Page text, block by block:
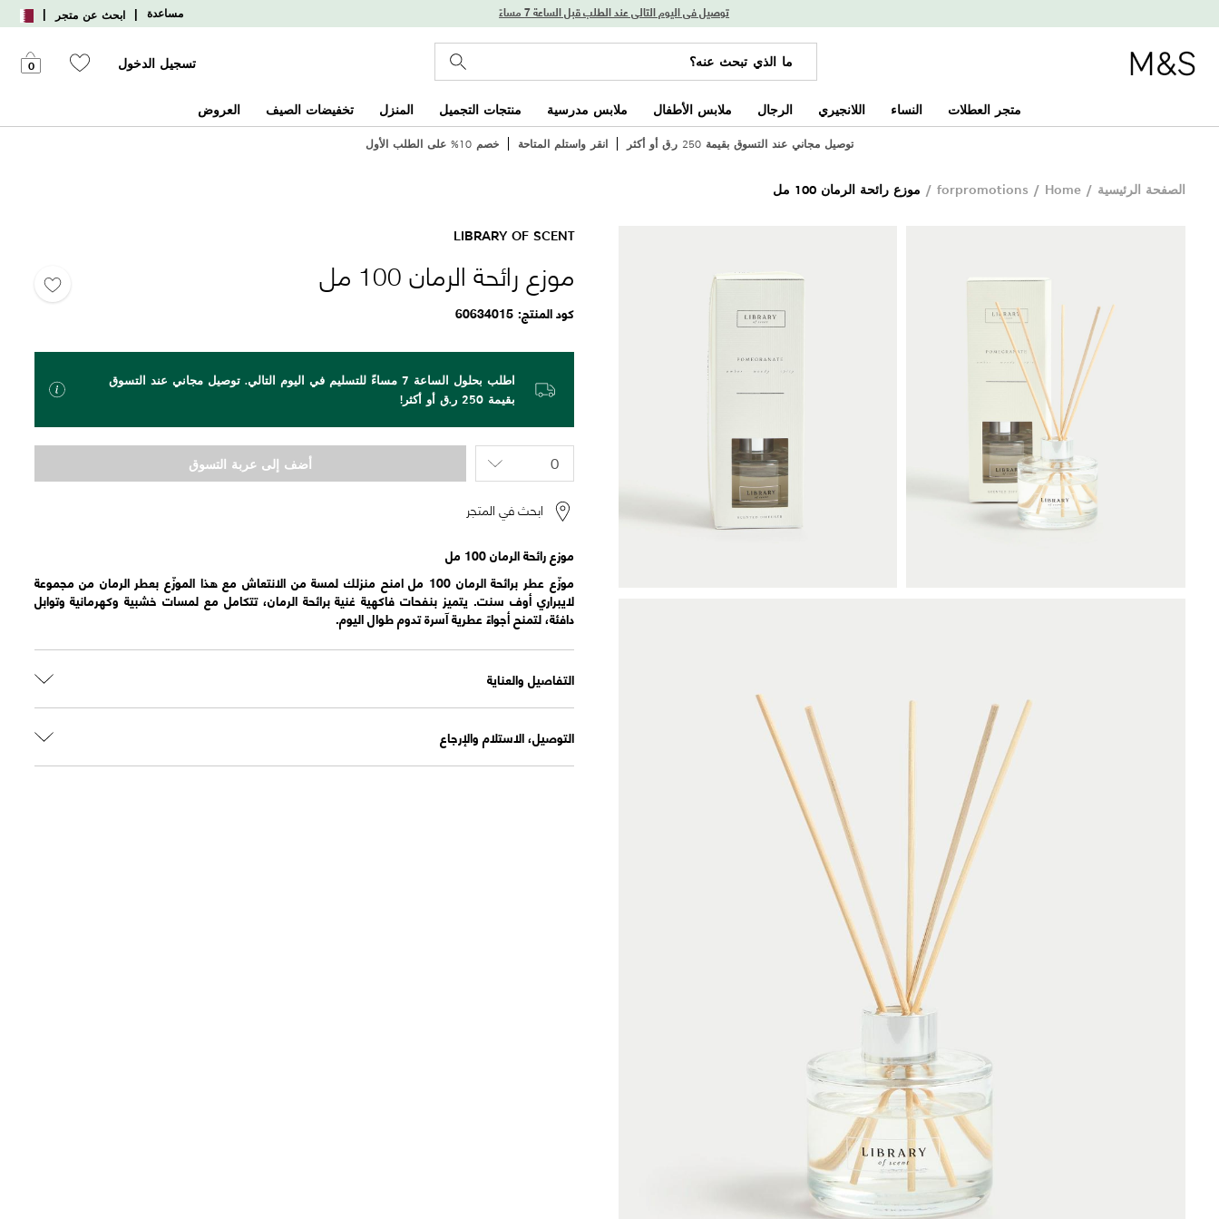
توصيل في اليوم التالي عند الطلب قبل الساعة 7 مساءً مساعدة | ابحث عن متجر |
تسجيل الدخول 0
متجر العطلات النساء اللانجيري الرجال ملابس الأطفال ملابس مدرسية منتجات التجميل المنزل تخفيضات الصيف العروض
توصيل مجاني عند التسوق بقيمة 250 ر.ق أو أكثر انقر واستلم المتاحة خصم 10% على الطلب الأول
الصفحة الرئيسية /
forpromotions / Home
/ موزع رائحة الرمان 100 مل
LIBRARY OF SCENT
موزع رائحة الرمان 100 مل
كود المنتج 60634015
اطلب بحلول الساعة 7 مساءً للتسليم في اليوم التالي. توصيل مجاني عند التسوق
بقيمة 250 ر.ق أو أكثر!
أضف إلى عربة التسوق
ابحث في المتجر
موزع رائحة الرمان 100 مل
موزّع عطر برائحة الرمان 100 مل امنح منزلك لمسة من الانتعاش مع هذا الموزّع بعطر الرمان من مجموعة
لايبراري أوف سنت. يتميز بنفحات فاكهية غنية برائحة الرمان، تتكامل مع لمسات خشبية وكهرمانية وتوابل
دافئة، لتمنح أجواءً عطرية آسرة تدوم طوال اليوم.
التفاصيل والعناية
التوصيل، الاستلام والإرجاع